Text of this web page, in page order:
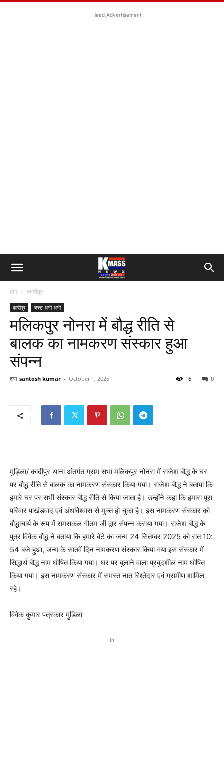
Head Advertisement
होम कादीपुर
कादीपुर जस्ट अभी अभी
मलिकपुर नोनरा में बौद्ध रीति से
बालक का नामकरण संस्कार हुआ
संपन्न
द्वारा santosh kumar - October 1, 2025 0
16
मुड़िला/ कादीपुर थाना अंतर्गत ग्राम सभा मलिकपुर नोनरा में राजेश बौद्ध के घर
पर बौद्ध रीति से बालक का नामकरण संस्कार किया गया। राजेश बौद्ध ने बताया कि
हमारे घर पर सभी संस्कार बौद्ध रीति से किया जाता है। उन्होंने कहा कि हमारा पूरा
परिवार पाखंडवाद एवं अंधविश्वास से मुक्त हो चुका है। इस नामकरण संस्कार को
बौद्धाचार्य के रूप में रामसकल गौतम जी द्वार संपन्न कराया गया। राजेश बौद्ध के
पुत्र विवेक बौद्ध ने बताया कि हमारे बेटे का जन्म 24 सितम्बर 2025 को रात 10:
54 बजे हुआ, जन्म के सातवें दिन नामकरण संस्कार किया गया इस संस्कार में
सिद्धार्थ बौद्ध नाम घोषित किया गया। घर पर बुलाने वाला प्रबुदशील नाम घोषित
किया गया। इस नामकरण संस्कार में समस्त नात रिश्तेदार एवं ग्रामीण शामिल
रहे।
विवेक कुमार पत्रकार मुडिला
In